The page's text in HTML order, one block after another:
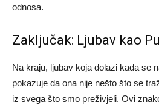
odnosa.
Zaključak: Ljubav kao
Na kraju, ljubav koja dolazi kada se
pokazuje da ona nije nešto što se
iz svega što smo preživjeli. Ovi